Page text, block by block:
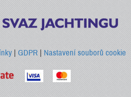
| GDPR |Nastavení souborů cookie